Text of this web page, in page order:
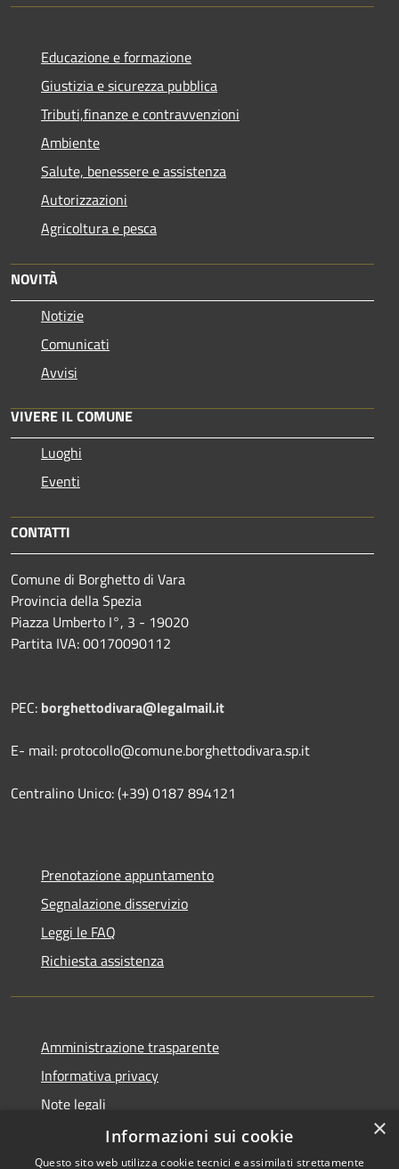
Educazione e formazione
Giustizia e sicurezza pubblica
Tributi,finanze e contravvenzioni
Ambiente
Salute, benessere e assistenza
Autorizzazioni
Agricoltura e pesca
NOVITÀ
Notizie
Comunicati
Avvisi
VIVERE IL COMUNE
Luoghi
Eventi
CONTATTI
Comune di Borghetto di Vara
Provincia della Spezia
Piazza Umberto I°, 3 - 19020
Partita IVA: 00170090112
PEC: borghettodivara@legalmail.it
E- mail: protocollo@comune.borghettodivara.sp.it
Centralino Unico: (+39) 0187 894121
Prenotazione appuntamento
Segnalazione disservizio
Leggi le FAQ
Richiesta assistenza
Amministrazione trasparente
Informativa privacy
Note legali
Dichiarazione di accessibilità
×
Informazioni sui cookie
Questo sito web utilizza cookie tecnici e assimilati strettamente